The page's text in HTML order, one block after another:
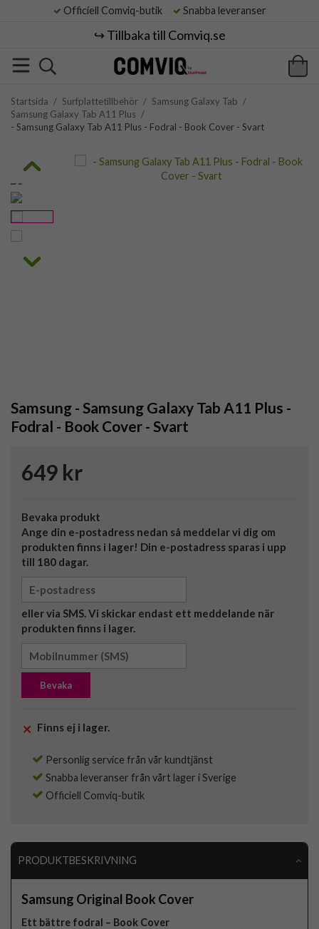
Officiell Comviq-butik Snabba leveranser
↪️ Tillbaka till Comviq.se
Startsida / Surfplattetillbehör / Samsung Galaxy Tab /
Samsung Galaxy Tab A11 Plus /
- Samsung Galaxy Tab A11 Plus - Fodral - Book Cover - Svart
Samsung - Samsung Galaxy Tab A11 Plus -
Fodral - Book Cover - Svart
649 kr
Bevaka produkt
Ange din e-postadress nedan så meddelar vi dig om
produkten finns i lager! Din e-postadress sparas i upp
till 180 dagar.
eller via SMS. Vi skickar endast ett meddelande när
produkten finns i lager.
Bevaka
Finns ej i lager.
Personlig service från vår kundtjänst
Snabba leveranser från vårt lager i Sverige
Officiell Comviq-butik
PRODUKTBESKRIVNING
Samsung Original Book Cover
Ett bättre fodral – Book Cover